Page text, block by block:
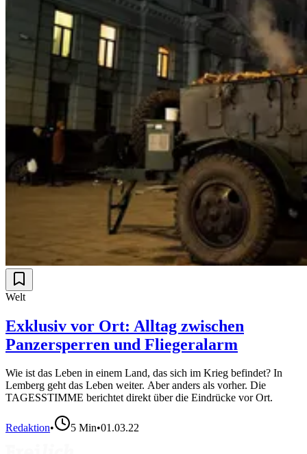
Welt
Exklusiv vor Ort: Alltag zwischen
Panzersperren und Fliegeralarm
Wie ist das Leben in einem Land, das sich im Krieg befindet? In
Lemberg geht das Leben weiter. Aber anders als vorher. Die
TAGESSTIMME berichtet direkt über die Eindrücke vor Ort.
Redaktion• 5 Min•01.03.22